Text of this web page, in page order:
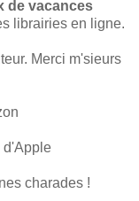
de vacances
librairies en ligne.
Merci m'sieurs
d'Apple
charades !